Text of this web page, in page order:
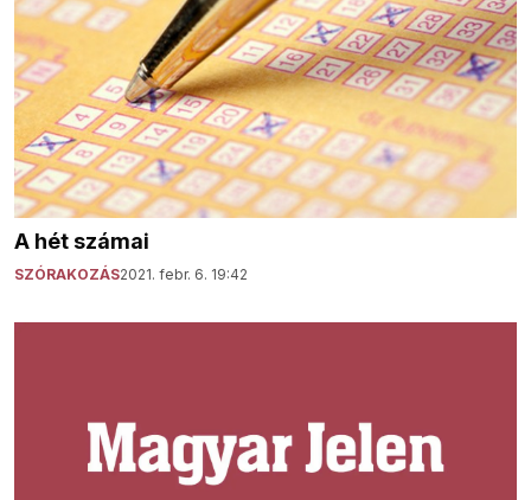
A hét számai
SZÓRAKOZÁS2021. febr. 6. 19:42